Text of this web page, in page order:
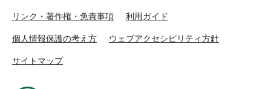
リンク・著作権・免責事項 利用ガイド
個人情報保護の考え方 ウェブアクセシビリティ方針
サイトマップ